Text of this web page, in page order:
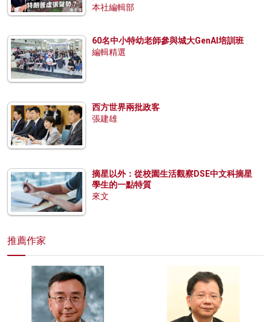
本社編輯部
60名中小特幼老師參與城大GenAI培訓班
編輯精選
西方世界兩批政客
張建雄
摘星以外：從校園生活觀察DSE中文科摘星
學生的一點特質
來文
推薦作家